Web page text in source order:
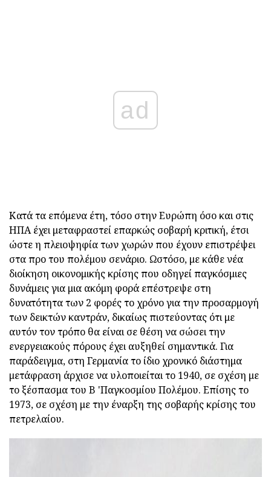
ad
Κατά τα επόμενα έτη, τόσο στην Ευρώπη όσο και στις
ΗΠΑ έχει μεταφραστεί επαρκώς σοβαρή κριτική, έτσι
ώστε η πλειοψηφία των χωρών που έχουν επιστρέψει
στα προ του πολέμου σενάριο. Ωστόσο, με κάθε νέα
διοίκηση οικονομικής κρίσης που οδηγεί παγκόσμιες
δυνάμεις για μια ακόμη φορά επέστρεψε στη
δυνατότητα των 2 φορές το χρόνο για την προσαρμογή
των δεικτών καντράν, δικαίως πιστεύοντας ότι με
αυτόν τον τρόπο θα είναι σε θέση να σώσει την
ενεργειακούς πόρους έχει αυξηθεί σημαντικά. Για
παράδειγμα, στη Γερμανία το ίδιο χρονικό διάστημα
μετάφραση άρχισε να υλοποιείται το 1940, σε σχέση με
το ξέσπασμα του Β 'Παγκοσμίου Πολέμου. Επίσης το
1973, σε σχέση με την έναρξη της σοβαρής κρίσης του
πετρελαίου.